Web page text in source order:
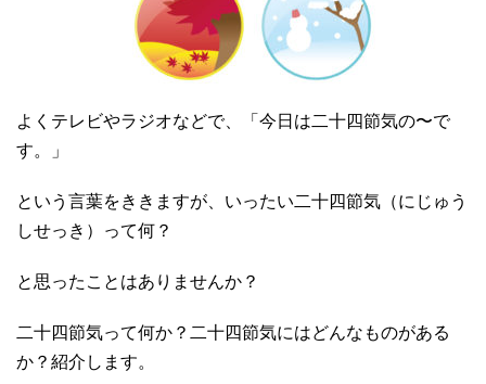
よくテレビやラジオなどで、「今日は二十四節気の〜で
す。」
という言葉をききますが、いったい二十四節気（にじゅう
しせっき）って何？
と思ったことはありませんか？
二十四節気って何か？二十四節気にはどんなものがある
か？紹介します。